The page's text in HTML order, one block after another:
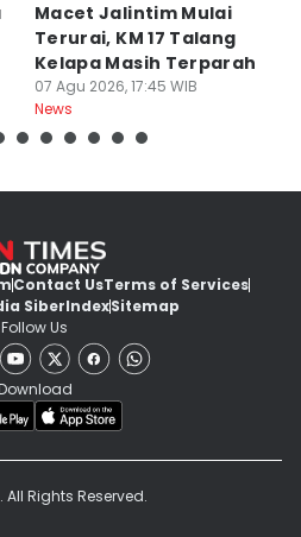
Macet Jalintim Mulai
Terurai, KM 17 Talang
Kelapa Masih Terparah
07 Agu 2026, 17:45 WIB
News
Contact UsTerms of Services
SiberIndexSitemap
Follow Us
All Rights Reserved.